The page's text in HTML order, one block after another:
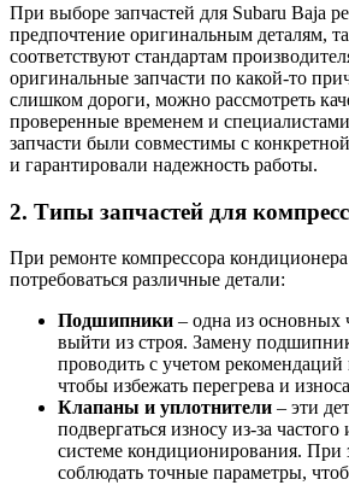
При выборе запчастей для Subaru Baja
предпочтение оригинальным деталям,
соответствуют стандартам
оригинальные запчасти по какой-то
слишком дороги, можно рассмотреть
проверенные временем и
запчасти были совместимы с
и гарантировали надежность работы.
2. Типы запчастей для
При ремонте компрессора
потребоваться различные детали:
Подшипники – одна из основных
выйти из строя. Замену
проводить с учетом рекомендаций
чтобы избежать перегрева и
Клапаны и уплотнители – эти
подвергаться износу из-за частого
системе кондиционирования. При
соблюдать точные параметры,